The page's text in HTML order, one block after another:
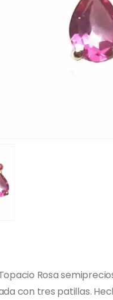
Rosa
con tres patillas.